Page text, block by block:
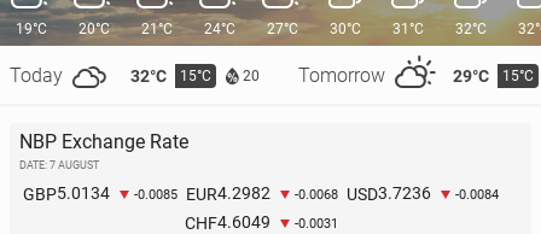
19°C
Today 32°C 15°C 20 Tomorrow 29°C 15°C
20°C 21°C 24°C 27°C 30°C 31°C 32°C
NBP Exchange Rate
DATE: 7 AUGUST
GBP5.0134 -0.0085 EUR4.2982 -0.0068 USD3.7236 -0.0084
CHF4.6049 -0.0031